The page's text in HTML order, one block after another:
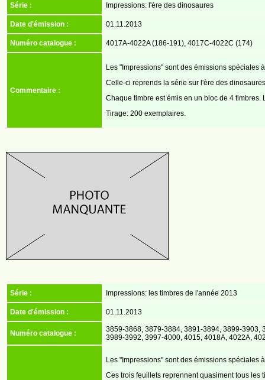
Série : Impressions: l'ère des dinosaures
Date d'émission : 01.11.2013
Numéro catalogue : 4017A-4022A (186-191), 4017C-4022C (174)
Commentaire :
Les "Impressions" sont des émissions spéciales
Celle-ci reprends la série sur l'ère des
Chaque timbre est émis en un bloc de 4
Tirage: 200 exemplaires.
Série : Impressions: les timbres de l'année 2013
Date d'émission : 01.11.2013
Numéro catalogue :
3859-3868, 3879-3884, 3891-3894, 3899-3903,
3989-3992, 3997-4000, 4015, 4018A, 4022A,
Les "Impressions" sont des émissions spéciales
Ces trois feuillets reprennent quasiment tous les